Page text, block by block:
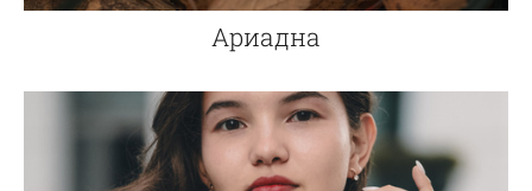
Ариадна